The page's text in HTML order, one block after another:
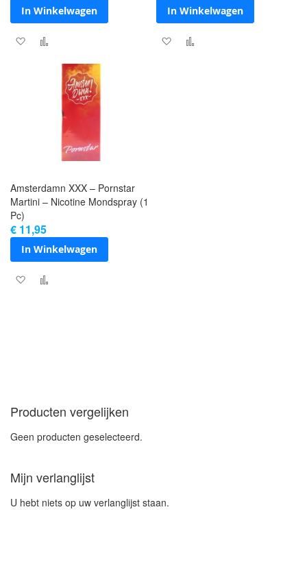
In Winkelwagen
Voeg toe aan verlanglijst
Toevoegen om te vergelijken
In Winkelwagen
Voeg toe aan verlanglijst
Amsterdamn XXX – Pornstar
Martini – Nicotine Mondspray (1
Pc)
€ 11,95
In Winkelwagen
Voeg toe aan verlanglijst
Producten vergelijken
Geen producten geselecteerd.
Mijn verlanglijst
U hebt niets op uw verlanglijst staan.